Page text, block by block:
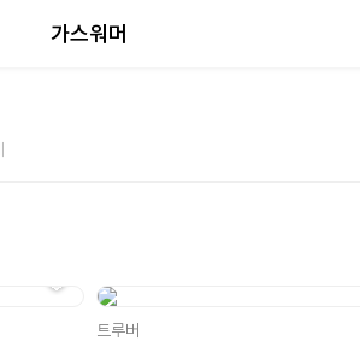
가스워머
트루버